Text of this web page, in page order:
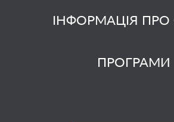
ІНФОРМАЦІЯ
ПРОГРАМИ